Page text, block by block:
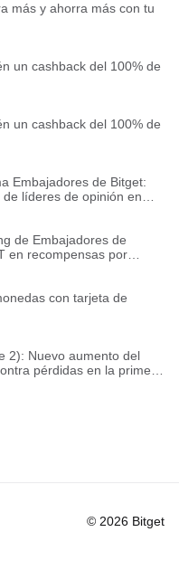
más y ahorra más con tu
un cashback del 100% de
un cashback del 100% de
Embajadores de Bitget:
líderes de opinión en
de Embajadores de
en recompensas por
con tarjeta de
2): Nuevo aumento del
pérdidas en la primera
© 2026 Bitget